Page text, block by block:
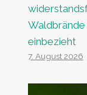
Waldbrände
einbezieht
7. August 2026